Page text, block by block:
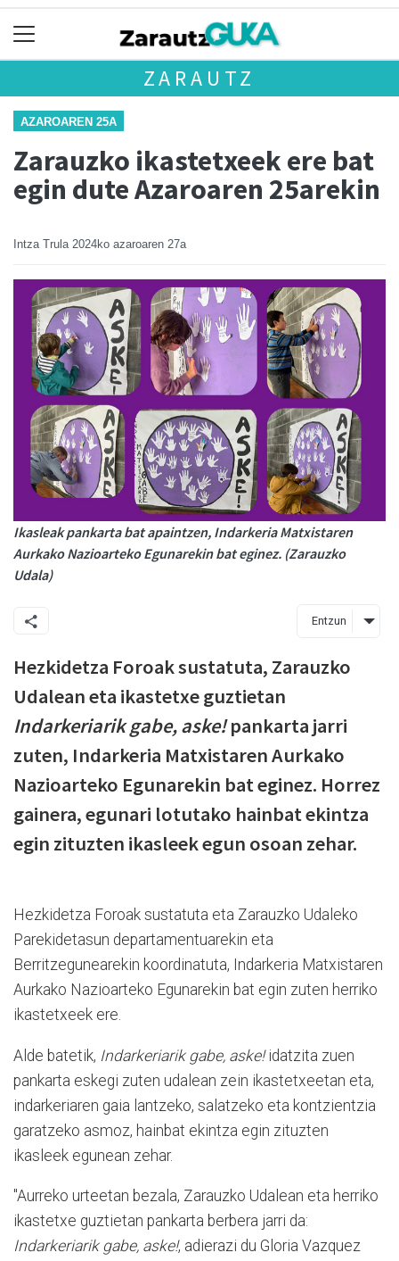
ZARAUTZ
AZAROAREN 25A
Zarauzko ikastetxeek ere bat
egin dute Azaroaren 25arekin
Intza Trula 2024ko azaroaren 27a
Ikasleak pankarta bat apaintzen, Indarkeria Matxistaren
Aurkako Nazioarteko Egunarekin bat eginez. (Zarauzko
Udala)
Entzun
Hezkidetza Foroak sustatuta, Zarauzko
Udalean eta ikastetxe guztietan
Indarkeriarik gabe, aske!pankarta jarri
zuten, Indarkeria Matxistaren Aurkako
Nazioarteko Egunarekin bat eginez. Horrez
gainera, egunari lotutako hainbat ekintza
egin zituzten ikasleek egun osoan zehar.
Hezkidetza Foroak sustatuta eta Zarauzko Udaleko
Parekidetasun departamentuarekin eta
Berritzegunearekin koordinatuta, Indarkeria Matxistaren
Aurkako Nazioarteko Egunarekin bat egin zuten herriko
ikastetxeek ere.
Alde batetik, Indarkeriarik gabe, aske! idatzita zuen
pankarta eskegi zuten udalean zein ikastetxeetan eta,
indarkeriaren gaia lantzeko, salatzeko eta kontzientzia
garatzeko asmoz, hainbat ekintza egin zituzten
ikasleek egunean zehar.
"Aurreko urteetan bezala, Zarauzko Udalean eta herriko
ikastetxe guztietan pankarta berbera jarri da:
Indarkeriarik gabe, aske!, adierazi du Gloria Vazquez